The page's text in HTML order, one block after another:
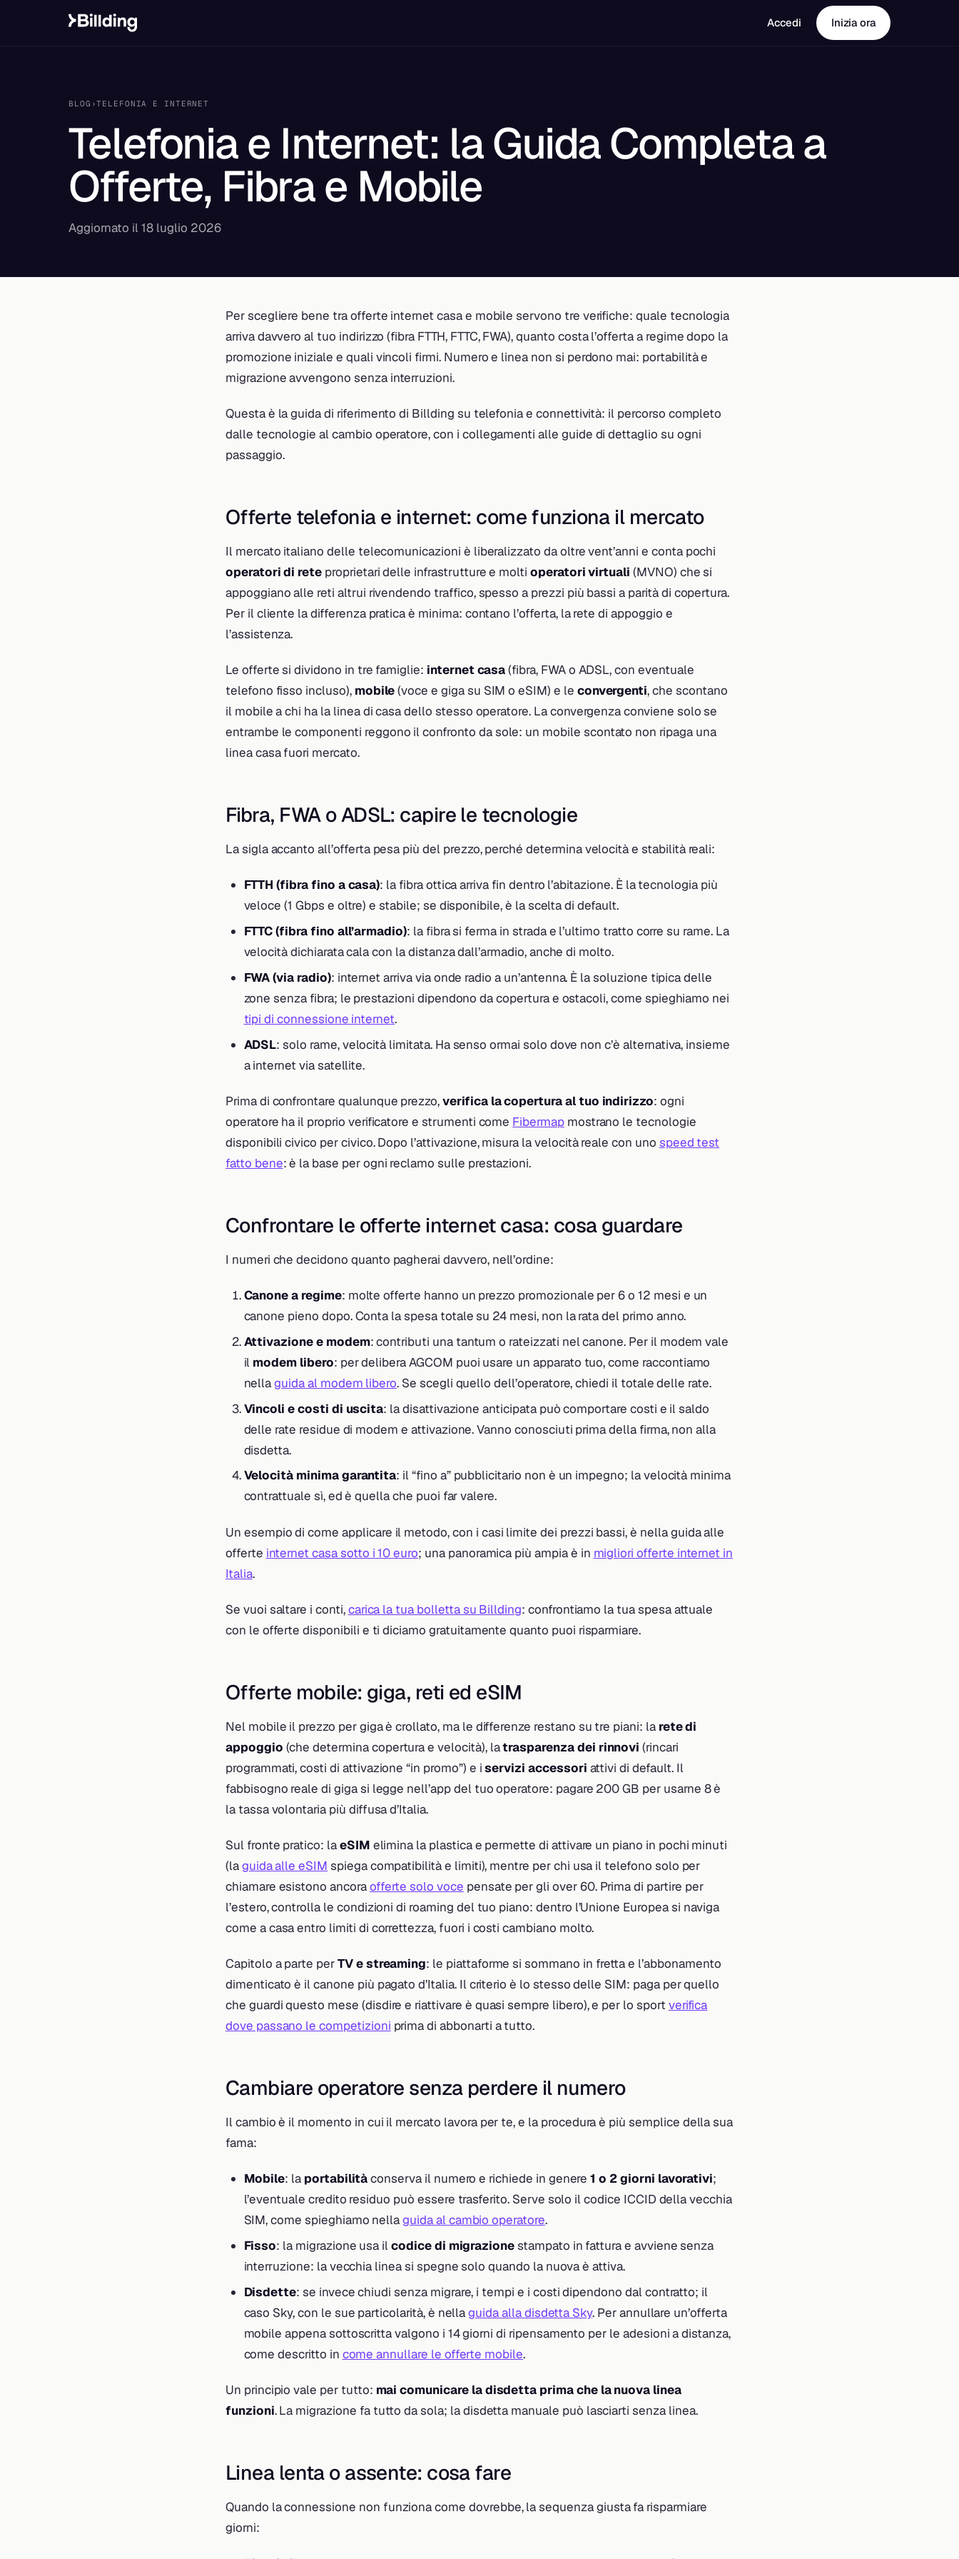
Accedi Inizia ora
BLOG ›TELEFONIA E INTERNET
Telefonia e Internet: la Guida Completa a
Offerte, Fibra e Mobile
Aggiornato il 18 luglio 2026
Per scegliere bene tra offerte internet casa e mobile servono tre verifiche: quale tecnologia
arriva davvero al tuo indirizzo (fibra FTTH, FTTC, FWA), quanto costa l’offerta a regime dopo la
promozione iniziale e quali vincoli firmi. Numero e linea non si perdono mai: portabilità e
migrazione avvengono senza interruzioni.
Questa è la guida di riferimento di Billding su telefonia e connettività: il percorso completo
dalle tecnologie al cambio operatore, con i collegamenti alle guide di dettaglio su ogni
passaggio.
Offerte telefonia e internet: come funziona il mercato
Il mercato italiano delle telecomunicazioni è liberalizzato da oltre vent’anni e conta pochi
operatori di rete proprietari delle infrastrutture e molti operatori virtuali (MVNO) che si
appoggiano alle reti altrui rivendendo traffico, spesso a prezzi più bassi a parità di copertura.
Per il cliente la differenza pratica è minima: contano l’offerta, la rete di appoggio e
l’assistenza.
Le offerte si dividono in tre famiglie: internet casa(fibra, FWA o ADSL, con eventuale
telefono fisso incluso), mobile(voce e giga su SIM o eSIM) e le convergenti, che scontano
il mobile a chi ha la linea di casa dello stesso operatore. La convergenza conviene solo se
entrambe le componenti reggono il confronto da sole: un mobile scontato non ripaga una
linea casa fuori mercato.
Fibra, FWA o ADSL: capire le tecnologie
La sigla accanto all’offerta pesa più del prezzo, perché determina velocità e stabilità reali:
FTTH (fibra fino a casa): la fibra ottica arriva fin dentro l’abitazione. È la tecnologia più
veloce (1 Gbps e oltre) e stabile; se disponibile, è la scelta di default.
FTTC (fibra fino all’armadio): la fibra si ferma in strada e l’ultimo tratto corre su rame. La
velocità dichiarata cala con la distanza dall’armadio, anche di molto.
FWA (via radio): internet arriva via onde radio a un’antenna. È la soluzione tipica delle
zone senza fibra; le prestazioni dipendono da copertura e ostacoli, come spieghiamo nei
tipi di connessione internet.
ADSL: solo rame, velocità limitata. Ha senso ormai solo dove non c’è alternativa, insieme
a internet via satellite.
Prima di confrontare qualunque prezzo,verifica la copertura al tuo indirizzo: ogni
operatore ha il proprio verificatore e strumenti come Fibermapmostrano le tecnologie
disponibili civico per civico. Dopo l’attivazione, misura la velocità reale con uno speed test
fatto bene: è la base per ogni reclamo sulle prestazioni.
Confrontare le offerte internet casa: cosa guardare
I numeri che decidono quanto pagherai davvero, nell’ordine:
Canone a regime: molte offerte hanno un prezzo promozionale per 6 o 12 mesi e un
canone pieno dopo. Conta la spesa totale su 24 mesi, non la rata del primo anno.
Attivazione e modem: contributi una tantum o rateizzati nel canone. Per il modem vale
il modem libero: per delibera AGCOM puoi usare un apparato tuo, come raccontiamo
nellaguida al modem libero. Se scegli quello dell’operatore, chiedi il totale delle rate.
Vincoli e costi di uscita: la disattivazione anticipata può comportare costi e il saldo
delle rate residue di modem e attivazione. Vanno conosciuti prima della firma, non alla
disdetta.
Velocità minima garantita: il “fino a” pubblicitario non è un impegno; la velocità minima
contrattuale sì, ed è quella che puoi far valere.
Un esempio di come applicare il metodo, con i casi limite dei prezzi bassi, è nella guida alle
offerte internet casa sotto i 10 euro; una panoramica più ampia è in migliori offerte internet in
Italia.
Se vuoi saltare i conti,carica la tua bolletta su Billding: confrontiamo la tua spesa attuale
con le offerte disponibili e ti diciamo gratuitamente quanto puoi risparmiare.
Offerte mobile: giga, reti ed eSIM
Nel mobile il prezzo per giga è crollato, ma le differenze restano su tre piani: la rete di
appoggio (che determina copertura e velocità), latrasparenza dei rinnovi (rincari
programmati, costi di attivazione “in promo”) e iservizi accessori attivi di default. Il
fabbisogno reale di giga si legge nell’app del tuo operatore: pagare 200 GB per usarne 8 è
la tassa volontaria più diffusa d’Italia.
Sul fronte pratico: laeSIM elimina la plastica e permette di attivare un piano in pochi minuti
(laguida alle eSIM spiega compatibilità e limiti), mentre per chi usa il telefono solo per
chiamare esistono ancoraofferte solo voce pensate per gli over 60. Prima di partire per
l’estero, controlla le condizioni di roaming del tuo piano: dentro l’Unione Europea si naviga
come a casa entro limiti di correttezza, fuori i costi cambiano molto.
Capitolo a parte perTV e streaming: le piattaforme si sommano in fretta e l’abbonamento
dimenticato è il canone più pagato d’Italia. Il criterio è lo stesso delle SIM: paga per quello
che guardi questo mese (disdire e riattivare è quasi sempre libero), e per lo sport verifica
dove passano le competizioni prima di abbonarti a tutto.
Cambiare operatore senza perdere il numero
Il cambio è il momento in cui il mercato lavora per te, e la procedura è più semplice della sua
fama:
Mobile: la portabilitàconserva il numero e richiede in genere1 o 2 giorni lavorativi;
l’eventuale credito residuo può essere trasferito. Serve solo il codice ICCID della vecchia
SIM, come spieghiamo nellaguida al cambio operatore.
Fisso: la migrazione usa ilcodice di migrazionestampato in fattura e avviene senza
interruzione: la vecchia linea si spegne solo quando la nuova è attiva.
Disdette: se invece chiudi senza migrare, i tempi e i costi dipendono dal contratto; il
caso Sky, con le sue particolarità, è nellaguida alla disdetta Sky. Per annullare un’offerta
mobile appena sottoscritta valgono i 14 giorni di ripensamento per le adesioni a distanza,
come descritto in come annullare le offerte mobile.
Un principio vale per tutto: mai comunicare la disdetta prima che la nuova linea
funzioni. La migrazione fa tutto da sola; la disdetta manuale può lasciarti senza linea.
Linea lenta o assente: cosa fare
Quando la connessione non funziona come dovrebbe, la sequenza giusta fa risparmiare
giorni: